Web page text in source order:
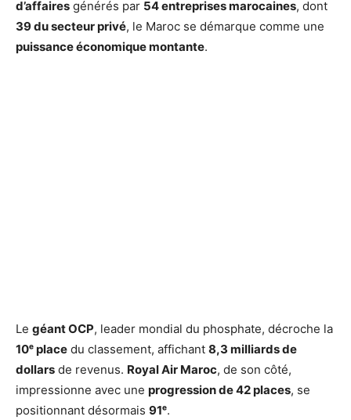
d’affaires générés par 54 entreprises marocaines, dont
39 du secteur privé, le Maroc se démarque comme une
puissance économique montante.
Le géant OCP, leader mondial du phosphate, décroche la
10ᵉ place du classement, affichant 8,3 milliards de
dollars de revenus. Royal Air Maroc, de son côté,
impressionne avec une progression de 42 places, se
positionnant désormais 91ᵉ.